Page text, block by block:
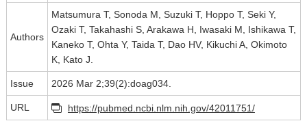
Authors
Matsumura T, Sonoda M, Suzuki T, Hoppo T, Seki Y,
Ozaki T, Takahashi S, Arakawa H, Iwasaki M, Ishikawa T,
Kaneko T, Ohta Y, Taida T, Dao HV, Kikuchi A, Okimoto
K, Kato J.
Issue 2026 Mar 2;39(2):doag034.
URL https://pubmed.ncbi.nlm.nih.gov/42011751/